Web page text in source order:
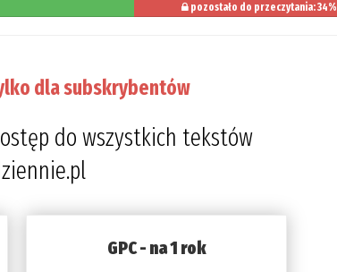
pozostało do przeczytania: 34%
dla subskrybentów
do wszystkich tekstów
GPC - na 1 rok